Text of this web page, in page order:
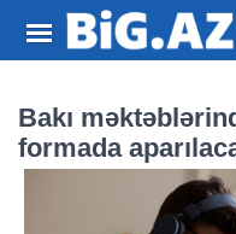
Bakı
formada